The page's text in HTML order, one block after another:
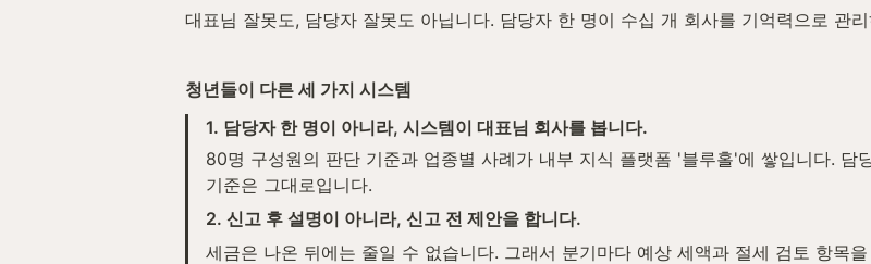
대표님 잘못도, 담당자 잘못도 아닙니다. 담당자 한 명이 수십 개 회사를 기억력으로 관
청년들이 다른 세 가지 시스템
1. 담당자 한 명이 아니라, 시스템이 대표님 회사를 봅니다.
80명 구성원의 판단 기준과 업종별 사례가 내부 지식 플랫폼 '블루홀'에 쌓입니다. 담
기준은 그대로입니다.
2. 신고 후 설명이 아니라, 신고 전 제안을 합니다.
세금은 나온 뒤에는 줄일 수 없습니다. 그래서 분기마다 예상 세액과 절세 검토 항목